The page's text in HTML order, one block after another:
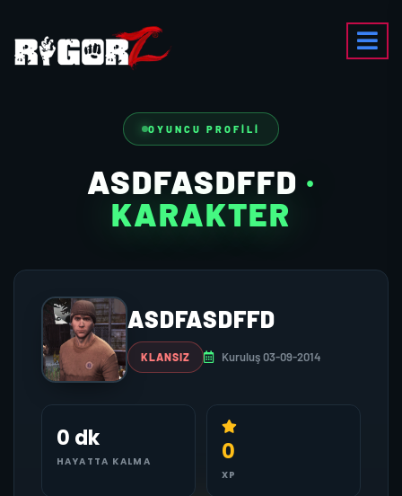
OYUNCU PROFILI
ASDFASDFFD ·
KARAKTER
ASDFASDFFD
KLANSIZ Kuruluş 03-09-2014
0 dk
HAYATTA KALMA 0
XP